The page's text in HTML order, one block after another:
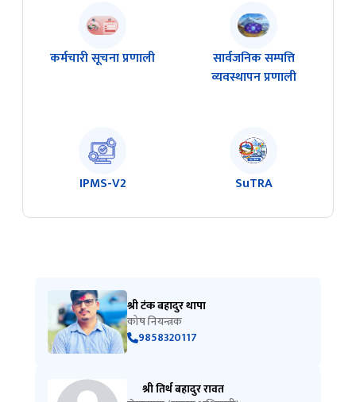
कर्मचारी सूचना प्रणाली
सार्वजनिक सम्पत्ति
व्यवस्थापन प्रणाली
IPMS-V2 SuTRA
श्री टंक बहादुर थापा
कोष नियन्त्रक
9858320117
श्री तिर्थ बहादुर रावत